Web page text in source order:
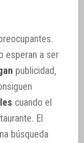
esperan a ser
publicidad,
cuando el
El
búsqueda